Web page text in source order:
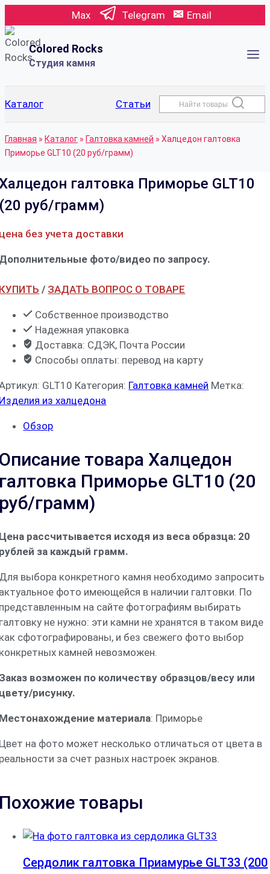
к
содержимому
Max Telegram Email
Colored Rocks
Студия камня
Каталог Статьи Найти товары
Главная » Каталог » Галтовка камней » Халцедон галтовка
Приморье GLT10 (20 руб/грамм)
галтовка Приморье GLT10
руб/грамм)
без учета доставки
фото/видео по запросу.
/ ЗАДАТЬ ВОПРОС О ТОВАРЕ
Собственное производство
Надежная упаковка
Доставка: СДЭК, Почта России
Способы оплаты: перевод на карту
GLT10 Категория: Галтовка камней Метка:
из халцедона
Обзор
товара Халцедон
Приморье GLT10 (20
грамм)
рассчитывается исходя из веса образца: 20
за каждый грамм.
выбора конкретного камня необходимо запросить
фото имеющейся в наличии галтовки. По
на сайте фотографиям выбирать
не нужно: эти камни не хранятся в таком виде
сфотографированы, и без свежего фото выбор
камней невозможен.
возможен по количеству образцов/весу или
рисунку.
материала: Приморье
на фото может несколько отличаться от цвета в
за счет разных настроек экранов.
товары
Сердолик галтовка Приамурье GLT33 (200